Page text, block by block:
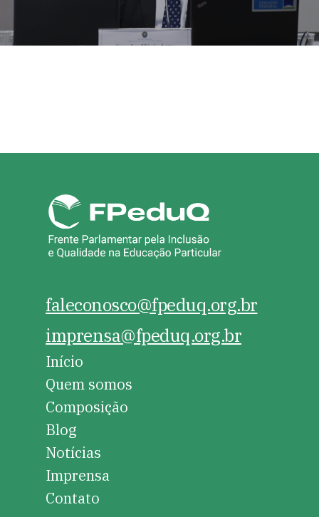
faleconosco@fpeduq.org.br
imprensa@fpeduq.org.br
Início
Quem somos
Composição
Blog
Notícias
Imprensa
Contato